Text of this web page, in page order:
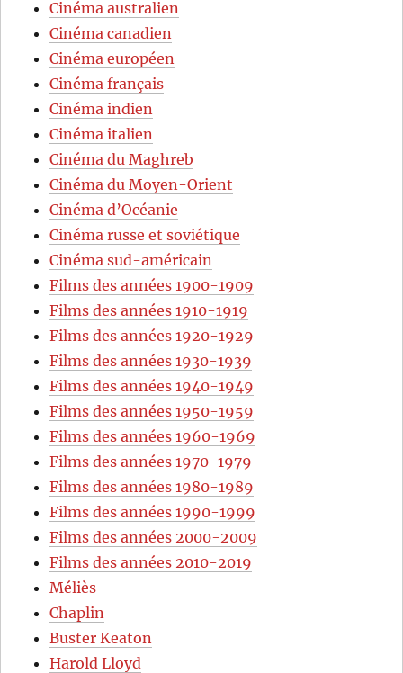
Cinéma australien
Cinéma canadien
Cinéma européen
Cinéma français
Cinéma indien
Cinéma italien
Cinéma du Maghreb
Cinéma du Moyen-Orient
Cinéma d’Océanie
Cinéma russe et soviétique
Cinéma sud-américain
Films des années 1900-1909
Films des années 1910-1919
Films des années 1920-1929
Films des années 1930-1939
Films des années 1940-1949
Films des années 1950-1959
Films des années 1960-1969
Films des années 1970-1979
Films des années 1980-1989
Films des années 1990-1999
Films des années 2000-2009
Films des années 2010-2019
Méliès
Chaplin
Buster Keaton
Harold Lloyd